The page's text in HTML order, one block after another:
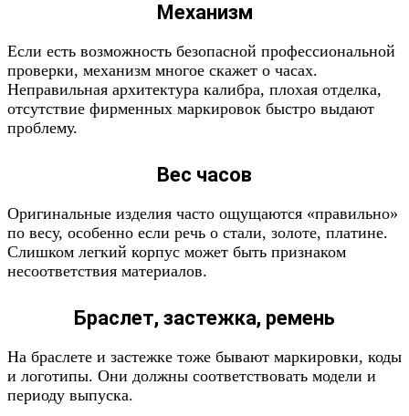
Механизм
Если есть возможность безопасной профессиональной
проверки, механизм многое скажет о часах.
Неправильная архитектура калибра, плохая отделка,
отсутствие фирменных маркировок быстро выдают
проблему.
Вес часов
Оригинальные изделия часто ощущаются «правильно»
по весу, особенно если речь о стали, золоте, платине.
Слишком легкий корпус может быть признаком
несоответствия материалов.
Браслет, застежка, ремень
На браслете и застежке тоже бывают маркировки, коды
и логотипы. Они должны соответствовать модели и
периоду выпуска.